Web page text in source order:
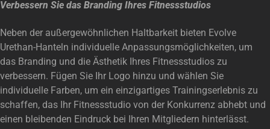
Verbessern Sie das Branding Ihres Fitnessstudios
Neben der außergewöhnlichen Haltbarkeit bieten Evolve
Urethan-Hanteln individuelle Anpassungsmöglichkeiten, um
das Branding und die Ästhetik Ihres Fitnessstudios zu
verbessern. Fügen Sie Ihr Logo hinzu und wählen Sie
individuelle Farben, um ein einzigartiges Trainingserlebnis zu
schaffen, das Ihr Fitnessstudio von der Konkurrenz abhebt und
einen bleibenden Eindruck bei Ihren Mitgliedern hinterlässt.